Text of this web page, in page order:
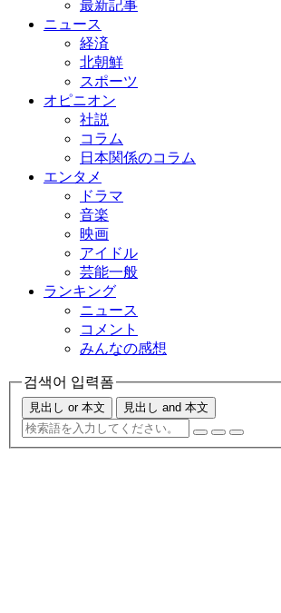
最新記事
ニュース
経済
北朝鮮
スポーツ
オピニオン
社説
コラム
日本関係のコラム
エンタメ
ドラマ
音楽
映画
アイドル
芸能一般
ランキング
ニュース
コメント
みんなの感想
검색어 입력폼
見出し or 本文 見出し and 本文